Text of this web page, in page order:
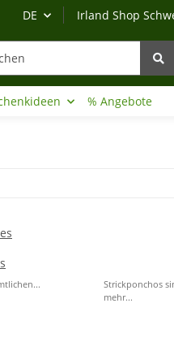
DE Irland Shop
% Angebote
Strickponchos
mehr...